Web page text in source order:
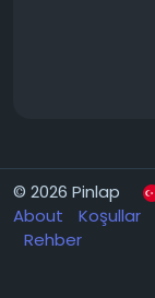
© 2026 Pinlap
About
Koşullar
Rehber